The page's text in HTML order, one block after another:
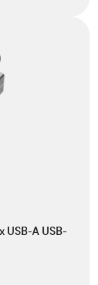
USB-A USB-